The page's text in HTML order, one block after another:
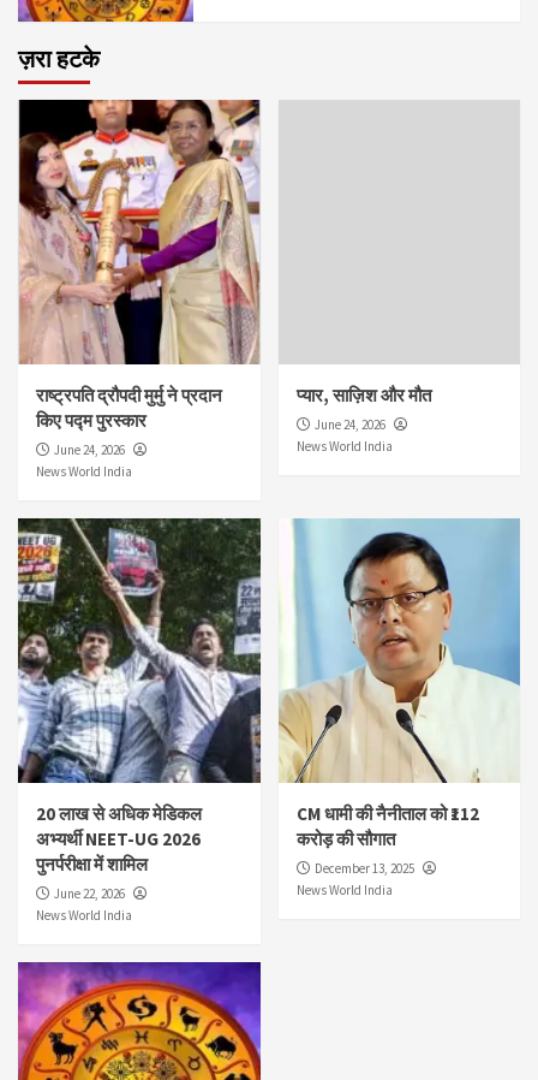
ज़रा हटके
राष्ट्रपति द्रौपदी मुर्मु ने प्रदान
किए पद्म पुरस्कार
June 24, 2026
News World India
प्यार, साज़िश और मौत
June 24, 2026
News World India
20 लाख से अधिक मेडिकल
अभ्यर्थी NEET-UG 2026
पुनर्परीक्षा में शामिल
June 22, 2026
News World India
CM धामी की नैनीताल को ₹112
करोड़ की सौगात
December 13, 2025
News World India